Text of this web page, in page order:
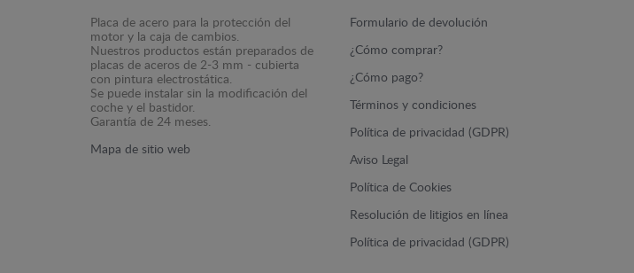
Placa de acero para la protección del
motor y la caja de cambios.
Nuestros productos están preparados de
placas de aceros de 2-3 mm - cubierta
con pintura electrostática.
Se puede instalar sin la modificación del
coche y el bastidor.
Garantía de 24 meses.
Mapa de sitio web
Formulario de devolución
¿Cómo comprar?
¿Cómo pago?
Términos y condiciones
Política de privacidad (GDPR)
Aviso Legal
Política de Cookies
Resolución de litigios en línea
Política de privacidad (GDPR)